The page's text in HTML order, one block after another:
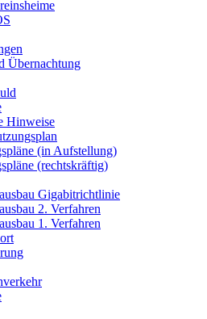
Übernachtung
Hinweise
(in Aufstellung)
(rechtskräftig)
Gigabitrichtlinie
2. Verfahren
1. Verfahren